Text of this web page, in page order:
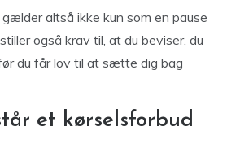
altså ikke kun som en pause
også krav til, at du beviser, du
du får lov til at sætte dig bag
et kørselsforbud